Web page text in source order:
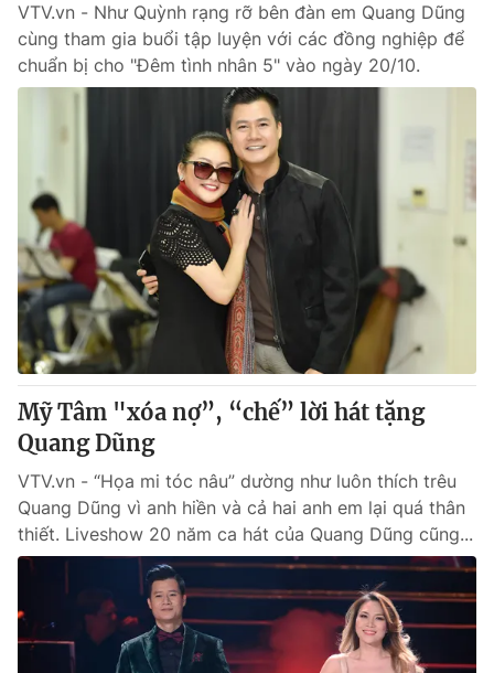
VTV.vn - Như Quỳnh rạng rỡ bên đàn em Quang Dũng
cùng tham gia buổi tập luyện với các đồng nghiệp để
chuẩn bị cho "Đêm tình nhân 5" vào ngày 20/10.
Mỹ Tâm "xóa nợ”, “chế” lời hát tặng
Quang Dũng
VTV.vn - “Họa mi tóc nâu” dường như luôn thích trêu
Quang Dũng vì anh hiền và cả hai anh em lại quá thân
thiết. Liveshow 20 năm ca hát của Quang Dũng cũng...